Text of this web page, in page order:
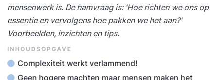
mensenwerk is. De hamvraag is: 'Hoe richten we ons op
essentie en vervolgens hoe pakken we het aan?'
Voorbeelden, inzichten en tips.
INHOUDSOPGAVE
Complexiteit werkt verlammend!
Geen hogere machten maar mensen maken het